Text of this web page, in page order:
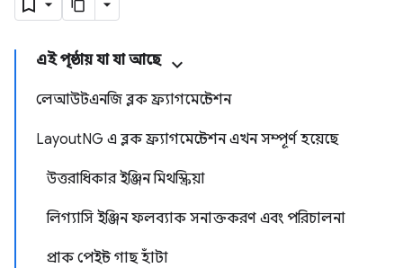
এই পৃষ্ঠায় যা যা আছে
লেআউটএনজি ব্লক ফ্র্যাগমেন্টেশন
LayoutNG এ ব্লক ফ্র্যাগমেন্টেশন এখন সম্পূর্ণ হয়েছে
উত্তরাধিকার ইঞ্জিন মিথস্ক্রিয়া
লিগ্যাসি ইঞ্জিন ফলব্যাক সনাক্তকরণ এবং পরিচালনা
প্রাক পেইন্ট গাছ হাঁটা